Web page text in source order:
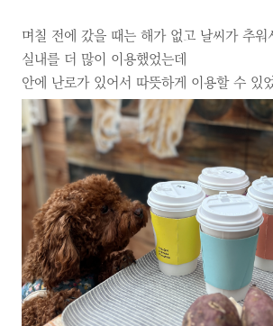
며칠 전에 갔을 때는 해가 없고 날씨가 추워
실내를 더 많이 이용했었는데
안에 난로가 있어서 따뜻하게 이용할 수 있